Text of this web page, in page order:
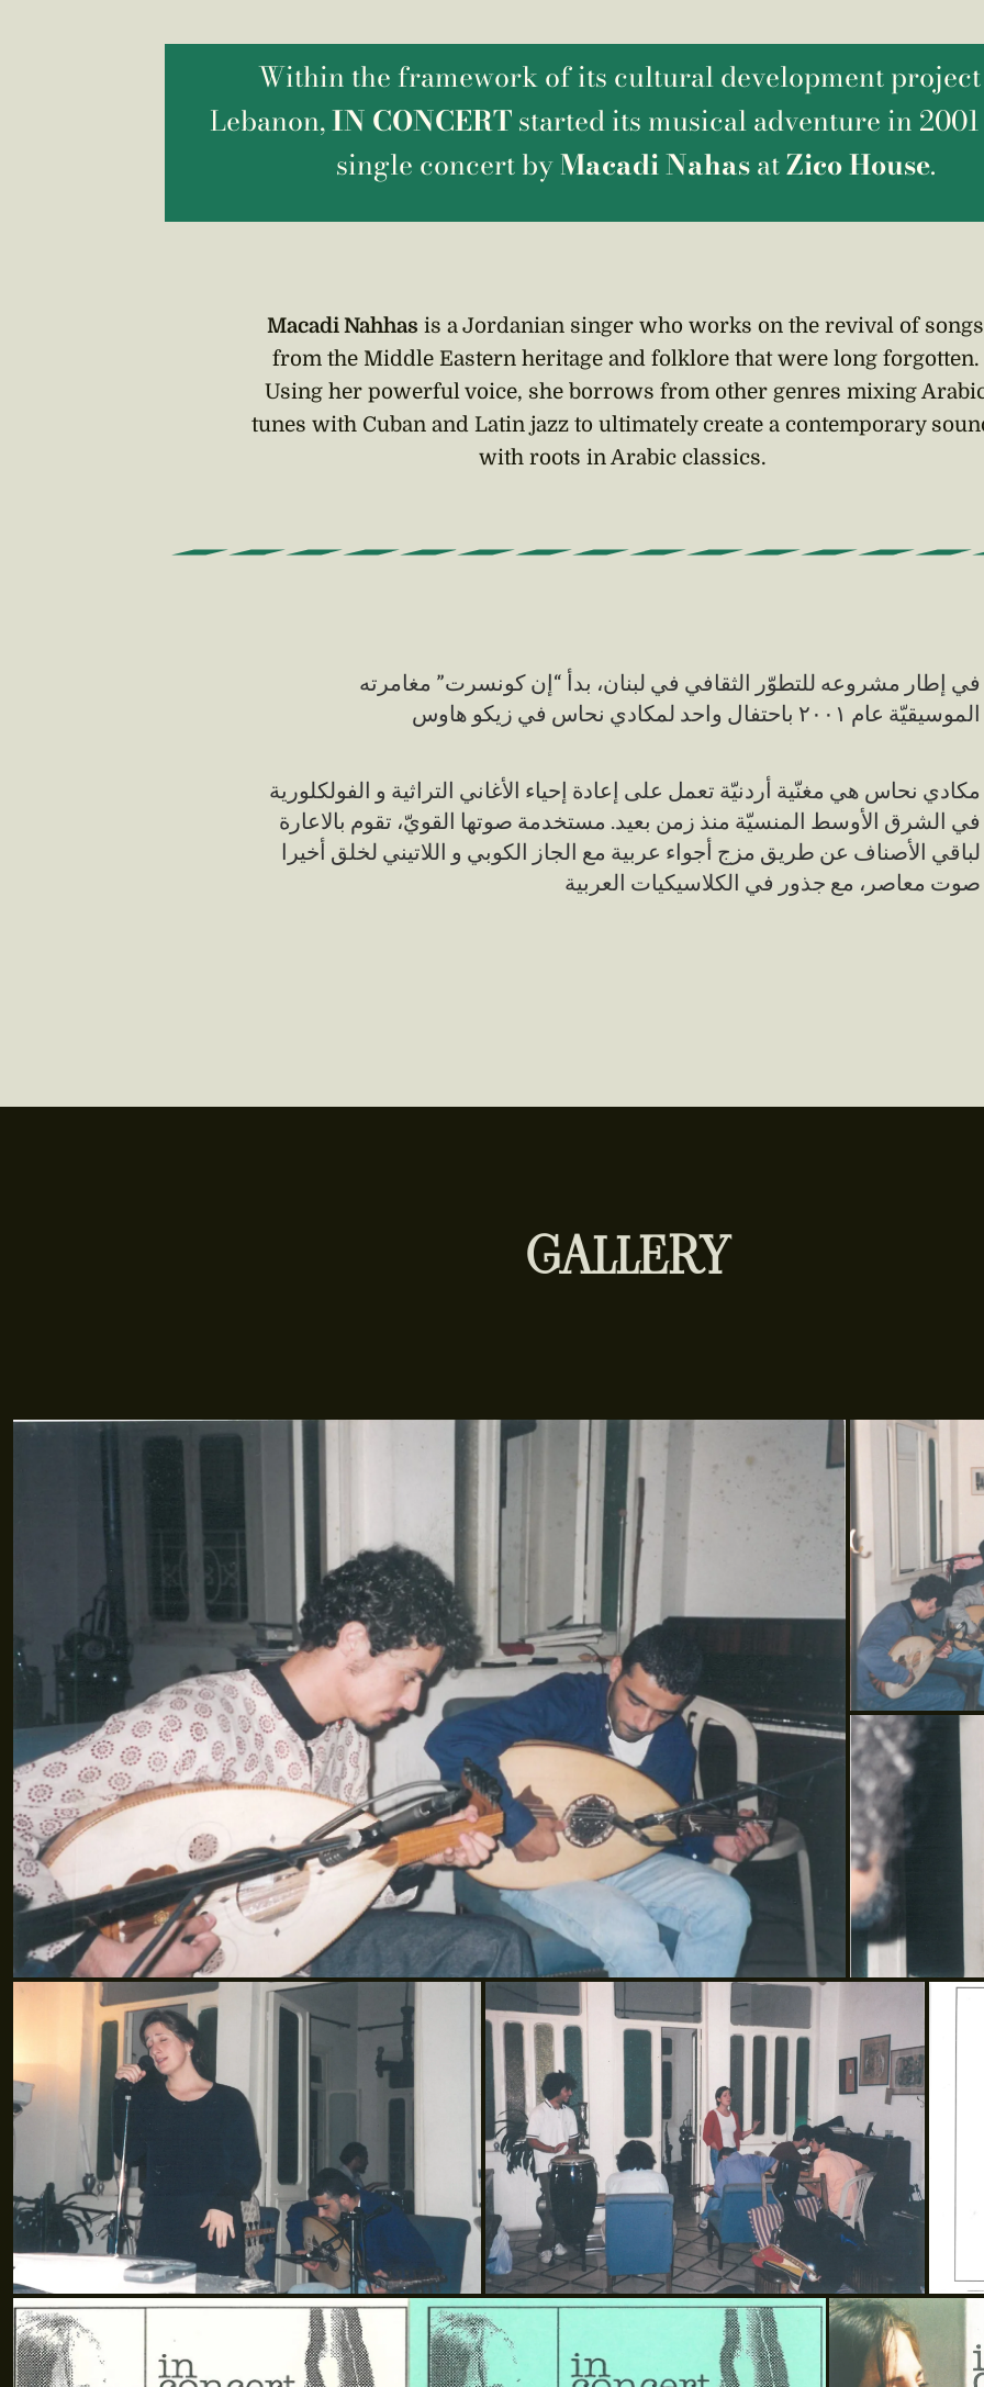
Within the framework of its cultural development
Lebanon,IN CONCERTstarted its musical adventure in
single concert byMacadi NahasatZico House.
Macadi Nahhas is a Jordanian singer who works on the revival of songs
from the Middle Eastern heritage and folklore that were long forgotten.
Using her powerful voice, she borrows from other genres mixing
tunes with Cuban and Latin jazz to ultimately create a contemporary
with roots in Arabic classics.
في إطار مشروعه للتطوّر الثقافي في لبنان، بدأ “إن كونسرت” مغامرته
الموسيقيّة عام ٢٠٠١ باحتفال واحد لمكادي نحاس في زيكو هاوس
مكادي نحاس هي مغنّية أردنيّة تعمل على إعادة إحياء الأغاني التراثية و الفولكلورية
في الشرق الأوسط المنسيّة منذ زمن بعيد. مستخدمة صوتها القويّ، تقوم بالاعارة
لباقي الأصناف عن طريق مزج أجواء عربية مع الجاز الكوبي و اللاتيني لخلق أخيرا
صوت معاصر، مع جذور في الكلاسيكيات العربية
GALLERY